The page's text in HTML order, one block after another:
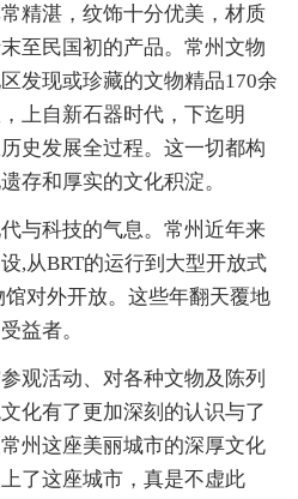
精湛，纹饰十分优美，材质
至民国初的产品。常州文物
发现或珍藏的文物精品170余
上自新石器时代，下迄明
史发展全过程。这一切都构
存和厚实的文化积淀。
科技的气息。常州近年来
,从BRT的运行到大型开放式
对外开放。这些年翻天覆地
益者。
活动、对各种文物及陈列
化有了更加深刻的认识与了
州这座美丽城市的深厚文化
了这座城市，真是不虚此